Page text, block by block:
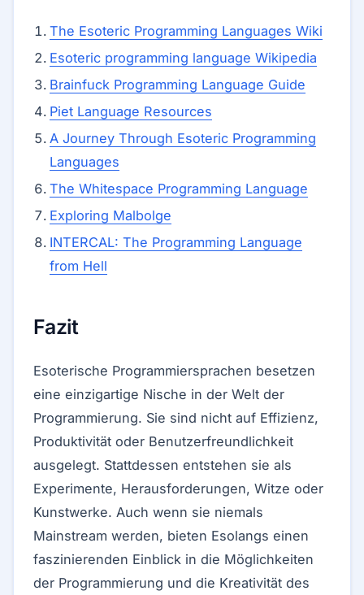
The Esoteric Programming Languages Wiki
Esoteric programming language Wikipedia
Brainfuck Programming Language Guide
Piet Language Resources
A Journey Through Esoteric Programming
Languages
The Whitespace Programming Language
Exploring Malbolge
INTERCAL: The Programming Language
from Hell
Fazit
Esoterische Programmiersprachen besetzen
eine einzigartige Nische in der Welt der
Programmierung. Sie sind nicht auf Effizienz,
Produktivität oder Benutzerfreundlichkeit
ausgelegt. Stattdessen entstehen sie als
Experimente, Herausforderungen, Witze oder
Kunstwerke. Auch wenn sie niemals
Mainstream werden, bieten Esolangs einen
faszinierenden Einblick in die Möglichkeiten
der Programmierung und die Kreativität des